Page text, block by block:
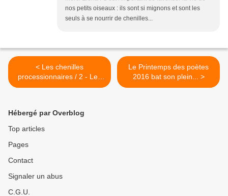
nos petits oiseaux : ils sont si mignons et sont les
seuls à se nourrir de chenilles...
< Les chenilles
processionnaires / 2 - Les
dangers pour la santé
Le Printemps des poètes
2016 bat son plein... >
Hébergé par Overblog
Top articles
Pages
Contact
Signaler un abus
C.G.U.